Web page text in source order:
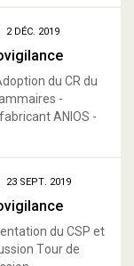
2 DÉC. 2019
du CR du
-
ANIOS -
23 SEPT. 2019
du CSP et
Tour de